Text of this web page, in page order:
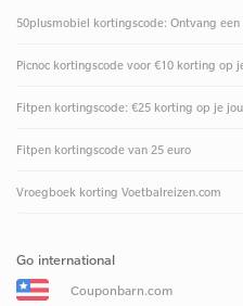
50plusmobiel kortingscode: Ontvang
Picnoc kortingscode voor €10 korting op
Fitpen kortingscode: €25 korting op je
Fitpen kortingscode van 25 euro
Vroegboek korting Voetbalreizen.com
Go international
Couponbarn.com